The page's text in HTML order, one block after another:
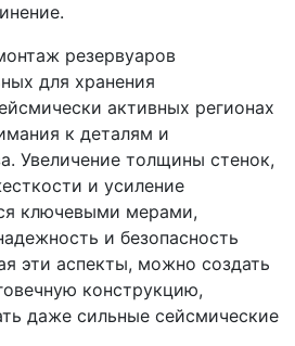
резервуаров
для хранения
активных регионах
к деталям и
Увеличение толщины стенок,
и усиление
ключевыми мерами,
и безопасность
эти аспекты, можно создать
конструкцию,
даже сильные сейсмические